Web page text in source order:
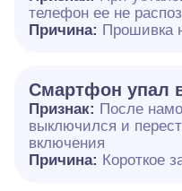
телефон ее не
Причина: Прошивка
Смартфон упал
Признак: После
выключился и
включения
Причина: Короткое